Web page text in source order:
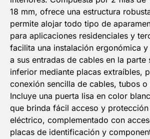
18 mm, ofrece una estructura
permite alojar todo tipo de
para aplicaciones residenciales y
facilita una instalación ergonómica
a sus entradas de cables en la parte
inferior mediante placas extraíbles,
conexión sencilla de cables, tubos o
Incluye una puerta lisa en color
que brinda fácil acceso y protección
eléctrico, complementado con
placas de identificación y
5%